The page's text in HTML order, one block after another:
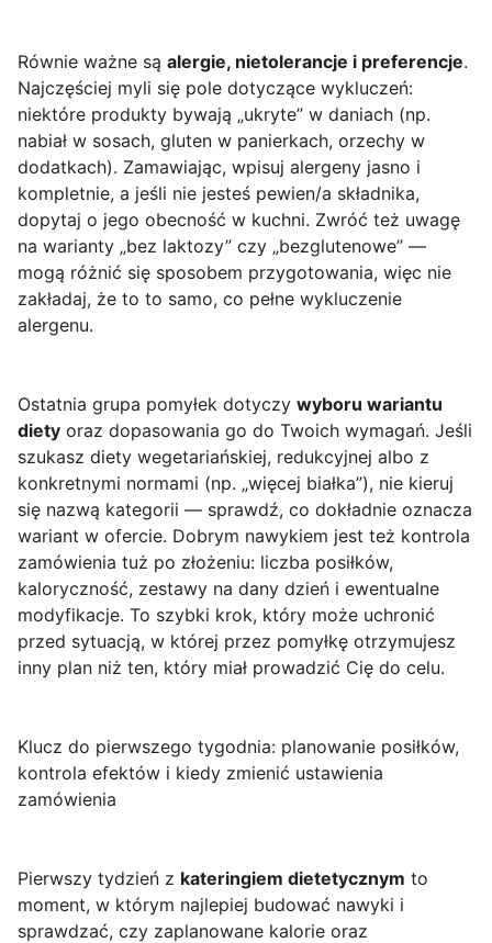
Równie ważne są alergie, nietolerancje i preferencje.
Najczęściej myli się pole dotyczące wykluczeń:
niektóre produkty bywają „ukryte” w daniach (np.
nabiał w sosach, gluten w panierkach, orzechy w
dodatkach). Zamawiając, wpisuj alergeny jasno i
kompletnie, a jeśli nie jesteś pewien/a składnika,
dopytaj o jego obecność w kuchni. Zwróć też uwagę
na warianty „bez laktozy” czy „bezglutenowe” —
mogą różnić się sposobem przygotowania, więc nie
zakładaj, że to to samo, co pełne wykluczenie
alergenu.
Ostatnia grupa pomyłek dotyczy wyboru wariantu
diety oraz dopasowania go do Twoich wymagań. Jeśli
szukasz diety wegetariańskiej, redukcyjnej albo z
konkretnymi normami (np. „więcej białka”), nie kieruj
się nazwą kategorii — sprawdź, co dokładnie oznacza
wariant w ofercie. Dobrym nawykiem jest też kontrola
zamówienia tuż po złożeniu: liczba posiłków,
kaloryczność, zestawy na dany dzień i ewentualne
modyfikacje. To szybki krok, który może uchronić
przed sytuacją, w której przez pomyłkę otrzymujesz
inny plan niż ten, który miał prowadzić Cię do celu.
Klucz do pierwszego tygodnia: planowanie posiłków,
kontrola efektów i kiedy zmienić ustawienia
zamówienia
Pierwszy tydzień z kateringiem dietetycznym to
moment, w którym najlepiej budować nawyki i
sprawdzać, czy zaplanowane kalorie oraz